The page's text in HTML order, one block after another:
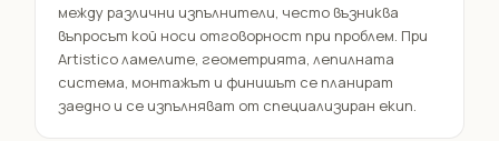
между различни изпълнители, често възниква
въпросът кой носи отговорност при проблем. При
Artistico ламелите, геометрията, лепилната
система, монтажът и финишът се планират
заедно и се изпълняват от специализиран екип.